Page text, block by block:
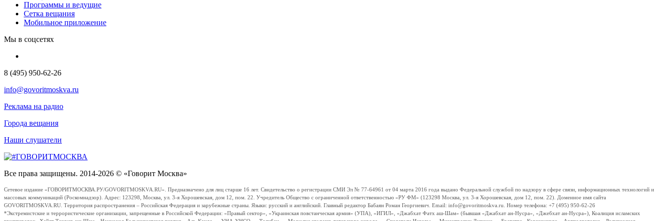
Программы и ведущие
Сетка вещания
Мобильное приложение
Мы в соцсетях
8 (495) 950-62-26
info@govoritmoskva.ru
Реклама на радио
Города вещания
Наши слушатели
Все права защищены. 2014-2026 © «Говорит Москва»
Сетевое издание «ГОВОРИТМОСКВА.РУ/GOVORITMOSKVA.RU». Предназначено для лиц старше 16 лет. Свидетельство о регистрации СМИ Эл № 77-64961 от 04 марта 2016 года выдано Федеральной службой по надзору в сфере связи, информационных технологий и
массовых коммуникаций (Роскомнадзор). Адрес: 123298, Москва, ул. 3-я Хорошевская, дом 12, пом. 22. Учредитель Общество с ограниченной ответственностью «РУ ФМ» (123298 Москва, ул. 3-я Хорошевская, дом 12, пом. 22). Доменное имя сайта
GOVORITMOSKVA.RU. Территория распространения – Российская Федерация и зарубежные страны. Языки: русский и английский. Главный редактор Бабаян Роман Георгиевич. Email: info@govoritmoskva.ru. Номер телефона: +7 (495) 950-62-26
*Экстремистские и террористические организации, запрещенные в Российской Федерации: «Правый сектор», «Украинская повстанческая армия» (УПА), «ИГИЛ», «Джабхат Фатх аш-Шам» (бывшая «Джабхат ан-Нусра», «Джебхат ан-Нусра»), Коалиция исламских